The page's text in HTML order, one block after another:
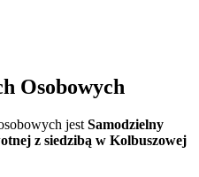
Osobowych
jest Samodzielny
z siedzibą w Kolbuszowej